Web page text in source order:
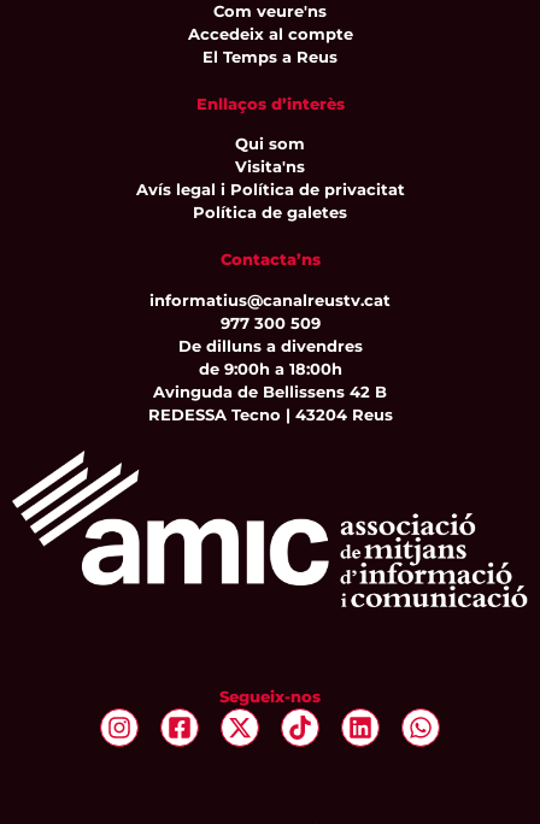
Com veure'ns
Accedeix al compte
El Temps a Reus
Enllaços d’interès
Qui som
Visita'ns
Avís legal i Política de privacitat
Política de galetes
Contacta’ns
informatius@canalreustv.cat
977 300 509
De dilluns a divendres
de 9:00h a 18:00h
Avinguda de Bellissens 42 B
REDESSA Tecno | 43204 Reus
Segueix-nos